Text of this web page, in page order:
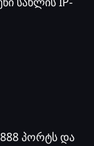
პორტს და